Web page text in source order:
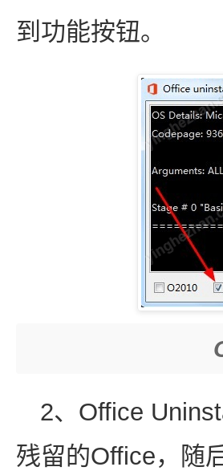
到功能按钮。
2、Office
残留的Office，随